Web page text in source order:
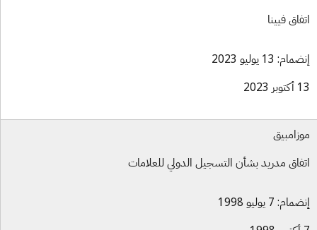
فيينا
13 يوليو 2023
مدريد بشأن التسجيل الدولي للعلامات
7 يوليو 1998